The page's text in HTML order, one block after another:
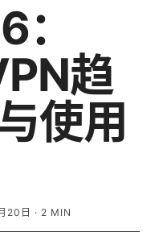
趋
使用
20日 · 2 MIN